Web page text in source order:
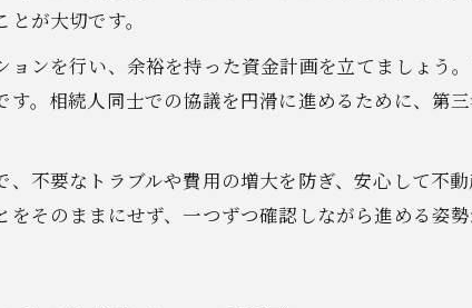
が大切です。
ンを行い、余裕を持った資金計画を立てましょう
。相続人同士での協議を円滑に進めるために、第
不要なトラブルや費用の増大を防ぎ、安心して不
そのままにせず、一つずつ確認しながら進める姿勢